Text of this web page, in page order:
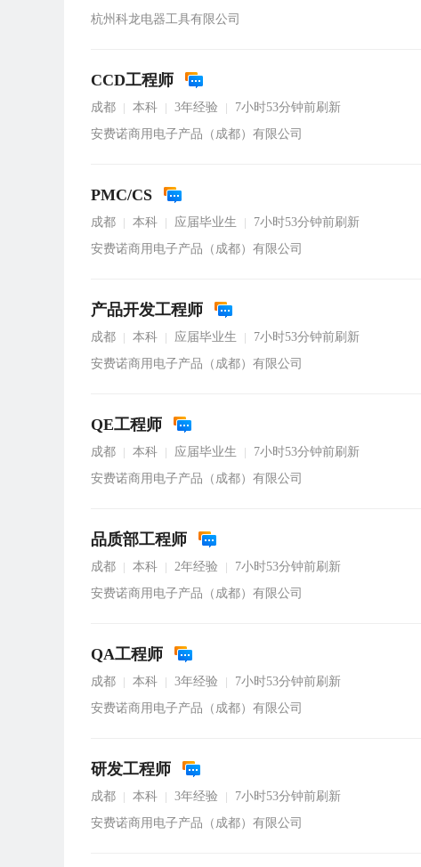
杭州科龙电器工具有限公司
CCD工程师
成都 本科 3年经验
7小时53分钟前刷新
安费诺商用电子产品（成都）有限公司
PMC/CS
成都 本科 应届毕业生
7小时53分钟前刷新
安费诺商用电子产品（成都）有限公司
产品开发工程师
成都 本科 应届毕业生
7小时53分钟前刷新
安费诺商用电子产品（成都）有限公司
QE工程师
成都 本科 应届毕业生
7小时53分钟前刷新
安费诺商用电子产品（成都）有限公司
品质部工程师
成都 本科 2年经验
7小时53分钟前刷新
安费诺商用电子产品（成都）有限公司
QA工程师
成都 本科 3年经验
7小时53分钟前刷新
安费诺商用电子产品（成都）有限公司
研发工程师
成都 本科 3年经验
7小时53分钟前刷新
安费诺商用电子产品（成都）有限公司